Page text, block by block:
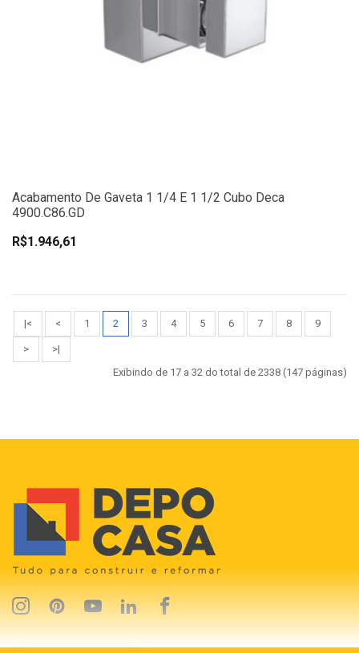
Acabamento De Gaveta 1 1/4 E 1 1/2 Cubo Deca
4900.C86.GD
R$1.946,61
|< < 1 2 3 4 5 6 7 8 9
>
>|
Exibindo de 17 a 32 do total de 2338 (147 páginas)